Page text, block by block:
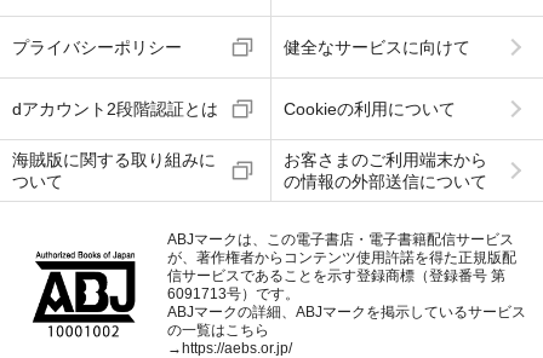
プライバシーポリシー 健全なサービスに向けて
dアカウント2段階認証とは Cookieの利用について
海賊版に関する取り組みに
ついて
お客さまのご利用端末から
の情報の外部送信について
ABJマークは、この電子書店・電子書籍配信サービス
が、著作権者からコンテンツ使用許諾を得た正規版配
信サービスであることを示す登録商標（登録番号 第
6091713号）です。
ABJマークの詳細、ABJマークを掲示しているサービス
の一覧はこちら
→https://aebs.or.jp/